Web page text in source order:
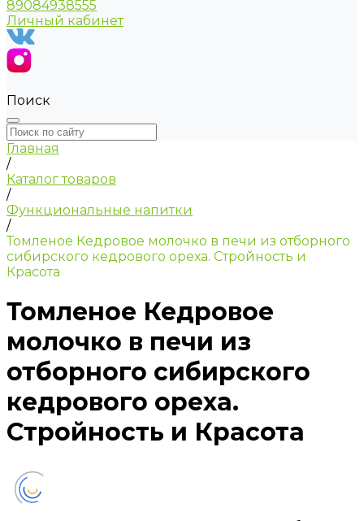
89084938555
Личный кабинет
Поиск
Главная
/
Каталог товаров
/
Функциональные напитки
/
Томленое Кедровое молочко в печи из отборного
сибирского кедрового ореха. Стройность и
Красота
Томленое Кедровое
молочко в печи из
отборного сибирского
кедрового ореха.
Стройность и Красота